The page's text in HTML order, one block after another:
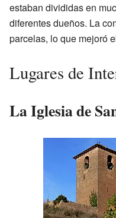
estaban divididas en
diferentes dueños. La
parcelas, lo que mejoró
Lugares de
La Iglesia de